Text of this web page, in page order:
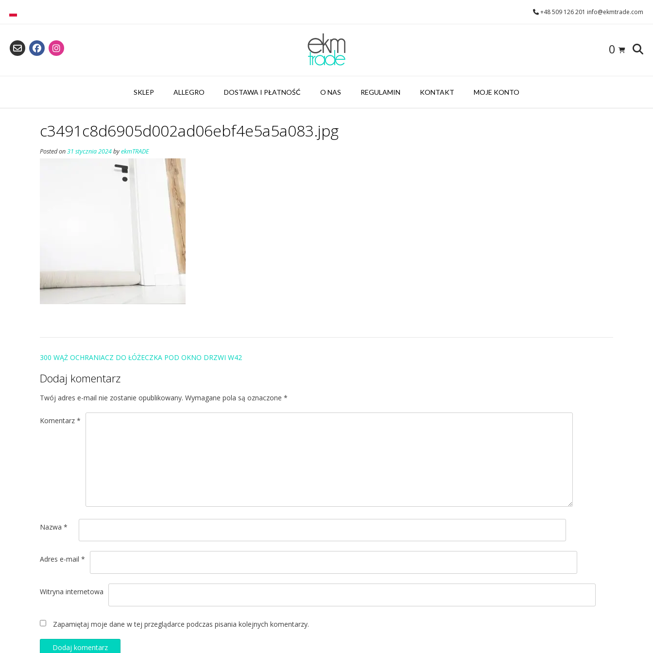
+48 509 126 201 info@ekmtrade.com
0
SKLEP ALLEGRO DOSTAWA I PŁATNOŚĆ O NAS REGULAMIN KONTAKT MOJE KONTO
c3491c8d6905d002ad06ebf4e5a5a083.jpg
Posted on31 stycznia 2024byekmTRADE
Post
300 WĄŻ OCHRANIACZ DO ŁÓŻECZKA POD OKNO DRZWI W42
Dodaj komentarz
Twój adres e-mail nie zostanie opublikowany. Wymagane pola są oznaczone *
Komentarz *
Nazwa *
Adres e-mail *
Witryna internetowa
Zapamiętaj moje dane w tej przeglądarce podczas pisania kolejnych komentarzy.